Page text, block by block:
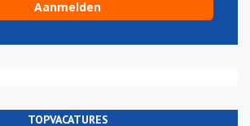
TOPVACATURES